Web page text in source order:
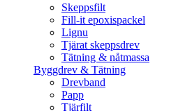
Skeppsfilt
Fill-it epoxispackel
Lignu
Tjärat skeppsdrev
Tätning & nåtmassa
Byggdrev & Tätning
Drevband
Papp
Tjärfilt